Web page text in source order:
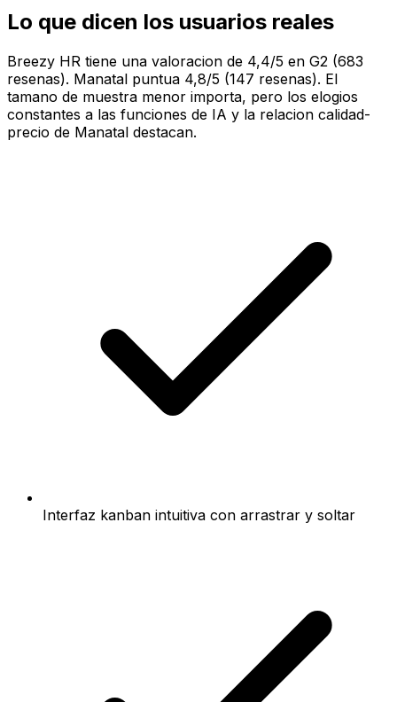
Lo que dicen los usuarios reales
Breezy HR tiene una valoracion de 4,4/5 en G2 (683
resenas). Manatal puntua 4,8/5 (147 resenas). El
tamano de muestra menor importa, pero los elogios
constantes a las funciones de IA y la relacion calidad-
precio de Manatal destacan.
Interfaz kanban intuitiva con arrastrar y soltar